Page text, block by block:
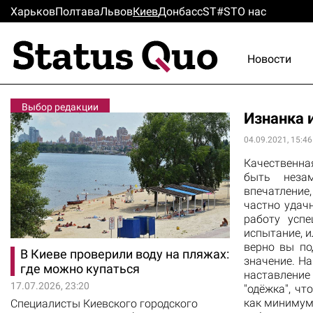
ХарьковПолтаваЛьвовКиевДонбассST#STО нас
Новости
Выбор редакции
В Киеве проверили воду на пляжах:
где можно купаться
17.07.2026, 23:20
Специалисты Киевского городского
Изнанка
04.09.2021, 15:46
быть
частно
работу
испытание,
верно вы
значение.
"одёжка",
как